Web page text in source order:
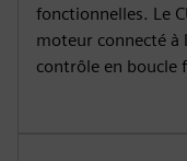
fonctionnelles. Le
moteur connecté à
contrôle en boucle